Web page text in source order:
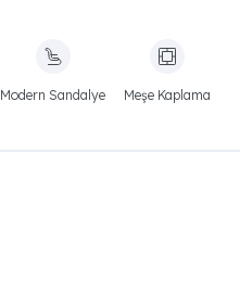
Modern Sandalye Meşe Kaplama